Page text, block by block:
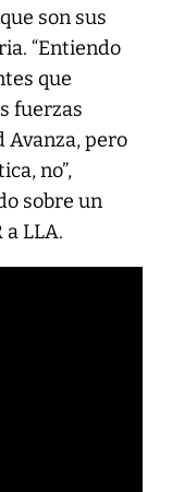
son sus
“Entiendo
que
fuerzas
Avanza, pero
no”,
sobre un
LLA.